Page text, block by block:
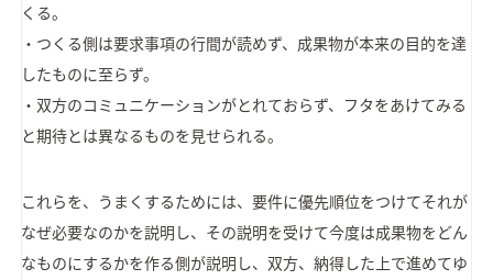
くる。
・つくる側は要求事項の行間が読めず、成果物が本来の目的を達
したものに至らず。
・双方のコミュニケーションがとれておらず、フタをあけてみる
と期待とは異なるものを見せられる。
これらを、うまくするためには、要件に優先順位をつけてそれが
なぜ必要なのかを説明し、その説明を受けて今度は成果物をどん
なものにするかを作る側が説明し、双方、納得した上で進めてゆ